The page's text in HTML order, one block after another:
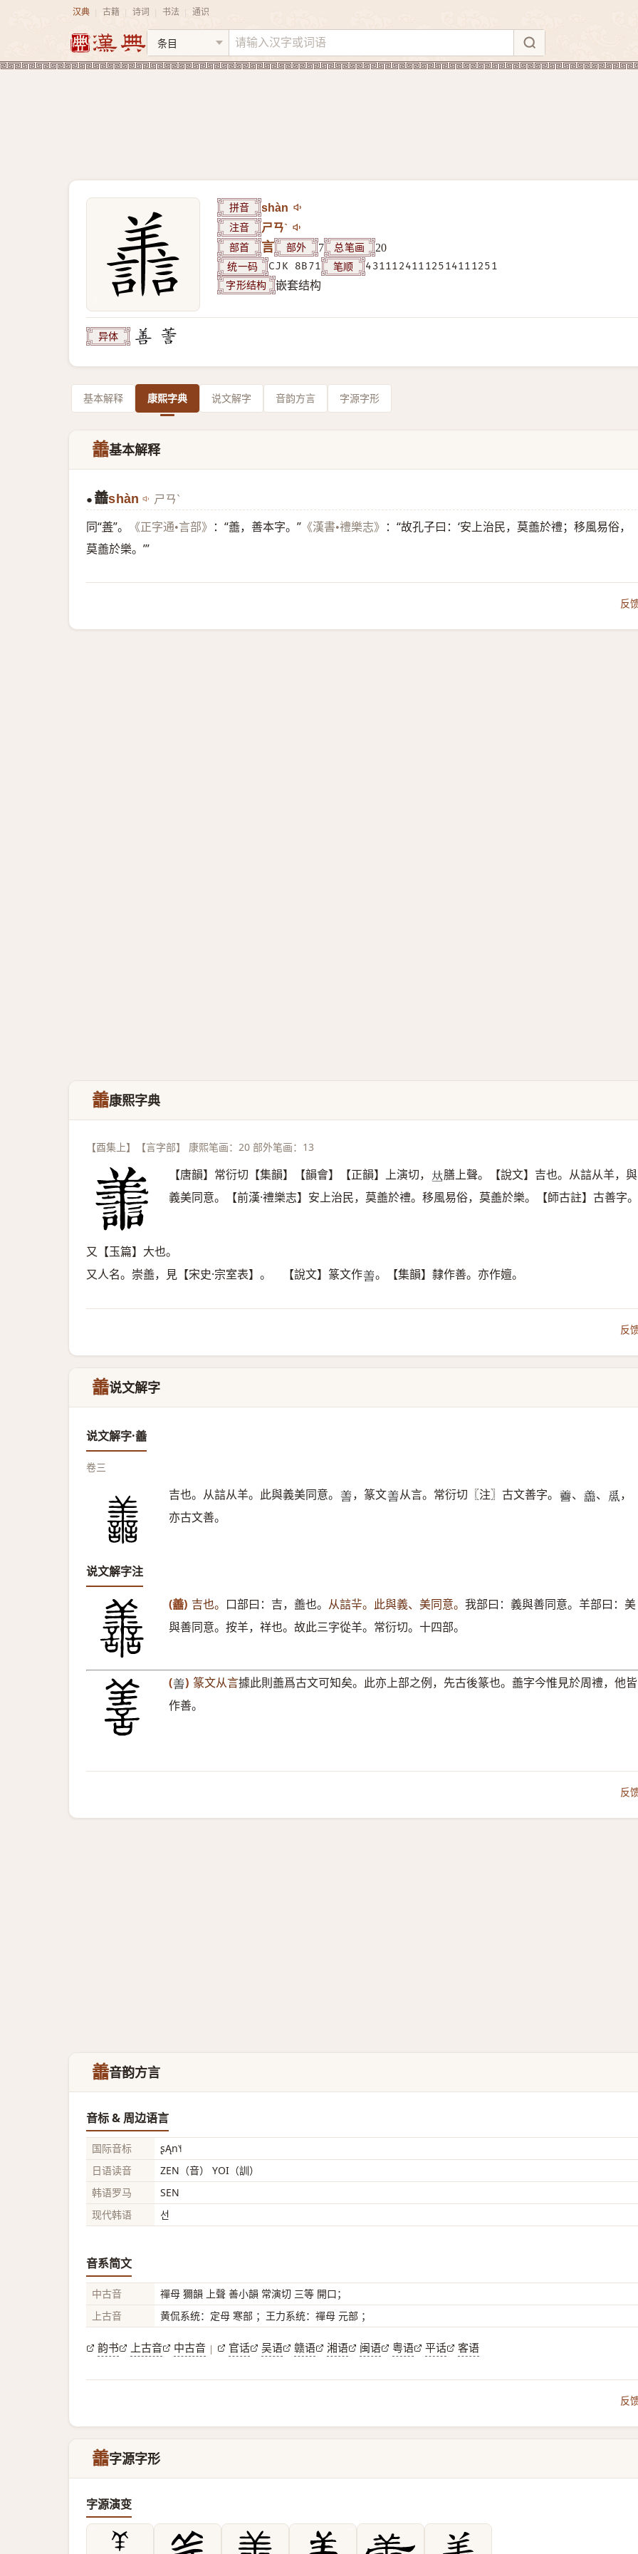
汉典 古籍 诗词 书法 通识
拼音 shàn
注音 ㄕㄢˋ
部首 言 部外 7 总笔画 20
统一码 CJK 8B71 笔顺 43111241112514111251
字形结构 嵌套结构
异体
基本解释 康熙字典 说文解字 音韵方言 字源字形
譱基本解释
● 譱shàn ㄕㄢˋ
同“善”。 《正字通•言部》 ：“譱，善本字。” 《漢書•禮樂志》
：“故孔子曰：‘安上治民，莫譱於禮；移風易俗，
莫譱於樂。’”
反
譱康熙字典
【酉集上】【言字部】 康熙笔画：20 部外笔画：13
【唐韻】常衍切【集韻】【韻會】【正韻】上演切， 𠀤膳上聲。【說文】吉也。从誩从羊，與
義美同意。【前漢·禮樂志】安上治民，莫譱於禮。移風易俗，莫譱於樂。【師古註】古善字。
又【玉篇】大也。
又人名。崇譱，見【宋史·宗室表】。 【說文】篆文作𦎍 。【集韻】隸作善。亦作嬗。
反
譱说文解字
说文解字·譱
卷三
吉也。从誩从羊。此與義美同意。 𦎍 ，篆文𦎍 从言。常衍切〖注〗古文善字。 𦏯 、 𧮟 、 𠾄 ，
亦古文善。
说文解字注
(譱) 吉也。 口部曰：吉，譱也。 从誩⺸。此與義、美同意。 我部曰：義與善同意。羊部曰：美
與善同意。按羊，祥也。故此三字從羊。常衍切。十四部。
(𦎍 ) 篆文从言據此則譱爲古文可知矣。此亦上部之例，先古後篆也。譱字今惟見於周禮，他皆
作善。
反
譱音韵方言
音标 & 周边语言
国际音标
ʂĄn˥˧
日语读音
ZEN（音） YOI（訓）
韩语罗马
SEN
现代韩语
선
音系简文
中古音
禪母 獮韻 上聲 善小韻 常演切 三等 開口；
上古音
黄侃系统：定母 寒部 ；王力系统：禪母 元部 ；
韵书 上古音 中古音 | 官话 吴语 赣语 湘语 闽语 粤语 平话 客语
反
譱字源字形
字源演变